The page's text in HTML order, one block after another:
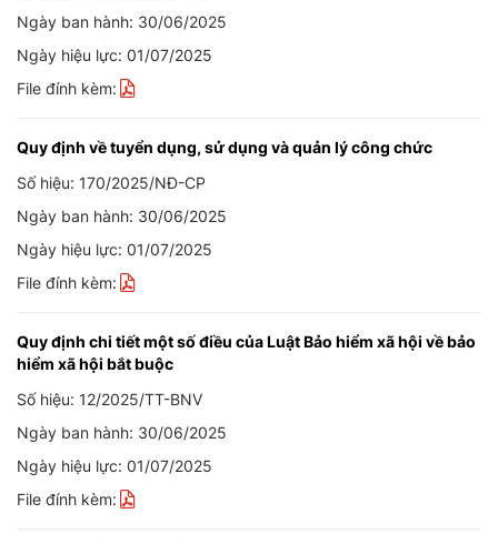
Ngày ban hành: 30/06/2025
Ngày hiệu lực: 01/07/2025
File đính kèm:
Quy định về tuyển dụng, sử dụng và quản lý công chức
Số hiệu: 170/2025/NĐ-CP
Ngày ban hành: 30/06/2025
Ngày hiệu lực: 01/07/2025
File đính kèm:
Quy định chi tiết một số điều của Luật Bảo hiểm xã hội về bảo
hiểm xã hội bắt buộc
Số hiệu: 12/2025/TT-BNV
Ngày ban hành: 30/06/2025
Ngày hiệu lực: 01/07/2025
File đính kèm: